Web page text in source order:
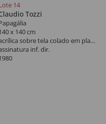
14
Tozzi
x 140 cm
acrílica sobre tela colado em placa
inf. dir.